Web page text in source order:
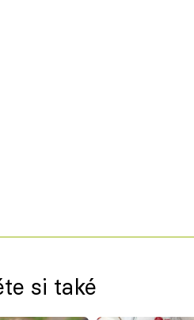
si také